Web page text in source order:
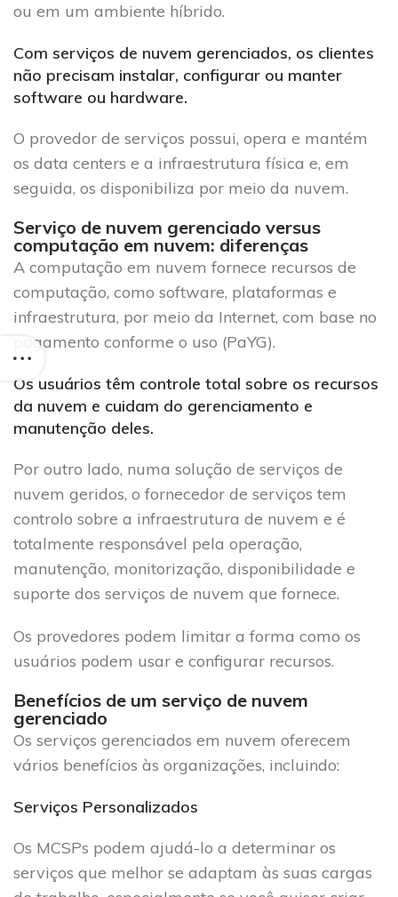
ou em um ambiente híbrido.
Com serviços de nuvem gerenciados, os clientes
não precisam instalar, configurar ou manter
software ou hardware.
O provedor de serviços possui, opera e mantém
os data centers e a infraestrutura física e, em
seguida, os disponibiliza por meio da nuvem.
Serviço de nuvem gerenciado versus
computação em nuvem: diferenças
A computação em nuvem fornece recursos de
computação, como software, plataformas e
infraestrutura, por meio da Internet, com base no
pagamento conforme o uso (PaYG).
Os usuários têm controle total sobre os recursos
da nuvem e cuidam do gerenciamento e
manutenção deles.
Por outro lado, numa solução de serviços de
nuvem geridos, o fornecedor de serviços tem
controlo sobre a infraestrutura de nuvem e é
totalmente responsável pela operação,
manutenção, monitorização, disponibilidade e
suporte dos serviços de nuvem que fornece.
Os provedores podem limitar a forma como os
usuários podem usar e configurar recursos.
Benefícios de um serviço de nuvem
gerenciado
Os serviços gerenciados em nuvem oferecem
vários benefícios às organizações, incluindo:
Serviços Personalizados
Os MCSPs podem ajudá-lo a determinar os
serviços que melhor se adaptam às suas cargas